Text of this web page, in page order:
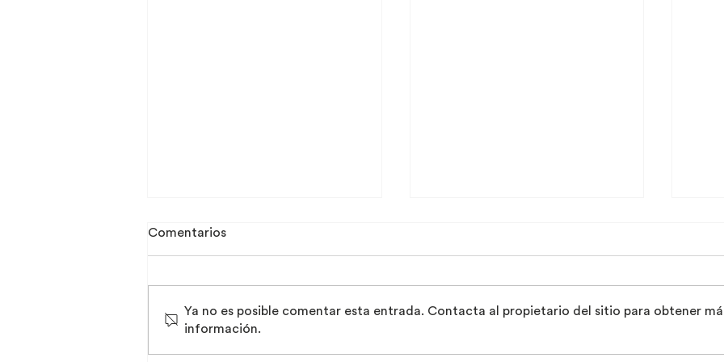
PREMIO MIES CROWN PREMIO MIES CROWN
Comentarios
Ya no es posible comentar esta entrada. Contacta al propietario del sitio para obtener
información.